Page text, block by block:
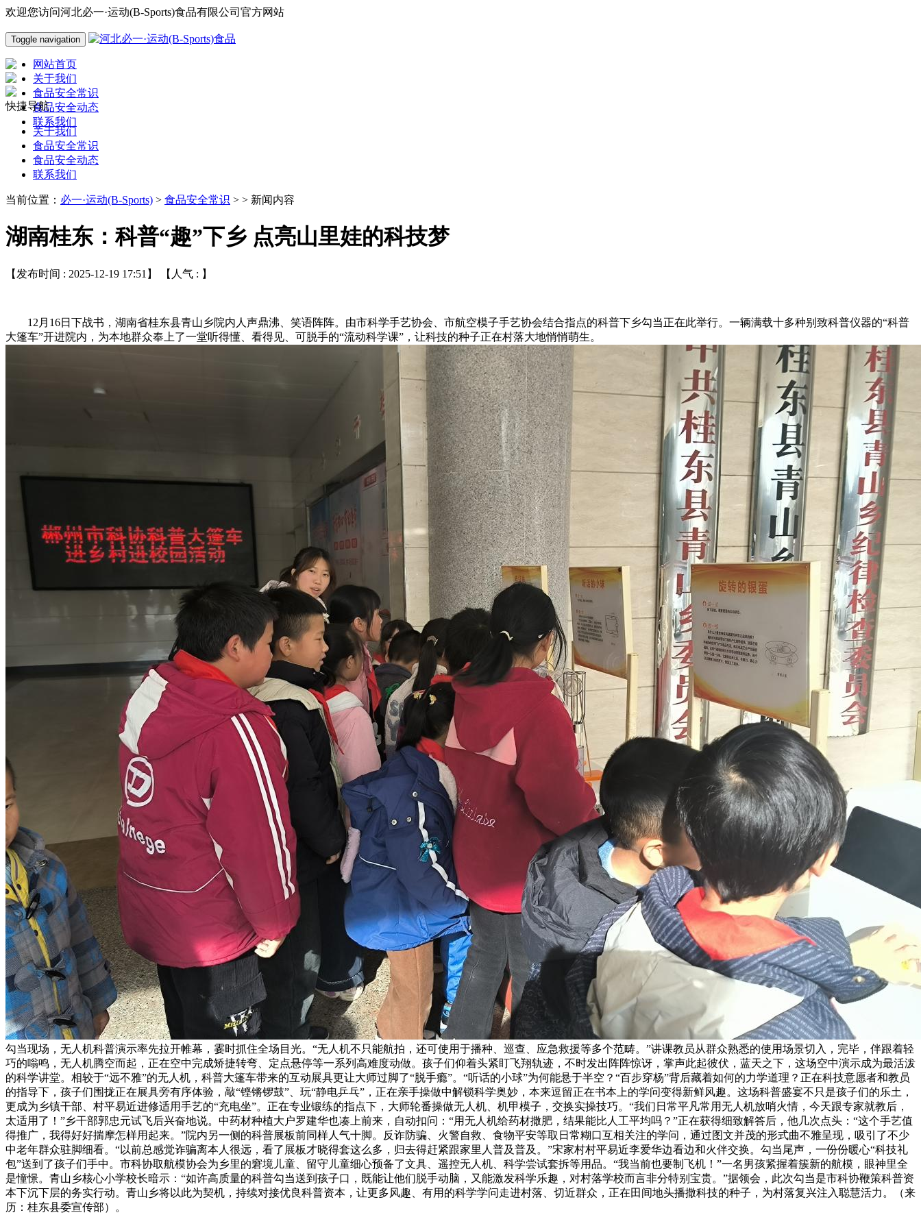
欢迎您访问河北必一·运动(B-Sports)食品有限公司官方网站
Toggle navigation
网站首页
关于我们
食品安全常识
食品安全动态
联系我们
快捷导航
关于我们
食品安全常识
食品安全动态
联系我们
当前位置： 必一·运动(B-Sports) > 食品安全常识 > > 新闻内容
湖南桂东：科普“趣”下乡 点亮山里娃的科技梦
【发布时间 : 2025-12-19 17:51】 【人气 : 】
12月16日下战书，湖南省桂东县青山乡院内人声鼎沸、笑语阵阵。由市科学手艺协会、市航空模子手艺协会结合指点的科普下乡勾当正在此举行。一辆满载十多种别致科普仪器的“科普
大篷车”开进院内，为本地群众奉上了一堂听得懂、看得见、可脱手的“流动科学课”，让科技的种子正在村落大地悄悄萌生。
勾当现场，无人机科普演示率先拉开帷幕，霎时抓住全场目光。“无人机不只能航拍，还可使用于播种、巡查、应急救援等多个范畴。”讲课教员从群众熟悉的使用场景切入，完毕，伴跟着轻
巧的嗡鸣，无人机腾空而起，正在空中完成矫捷转弯、定点悬停等一系列高难度动做。孩子们仰着头紧盯飞翔轨迹，不时发出阵阵惊讶，掌声此起彼伏，蓝天之下，这场空中演示成为最活泼
的科学讲堂。相较于“远不雅”的无人机，科普大篷车带来的互动展具更让大师过脚了“脱手瘾”。“听话的小球”为何能悬于半空？“百步穿杨”背后藏着如何的力学道理？正在科技意愿者和教员
的指导下，孩子们围拢正在展具旁有序体验，敲“铿锵锣鼓”、玩“静电乒乓”，正在亲手操做中解锁科学奥妙，本来逗留正在书本上的学问变得新鲜风趣。这场科普盛宴不只是孩子们的乐土，
更成为乡镇干部、村平易近进修适用手艺的“充电坐”。正在专业锻练的指点下，大师轮番操做无人机、机甲模子，交换实操技巧。“我们日常平凡常用无人机放哨火情，今天跟专家就教后，
太适用了！”乡干部郭忠元试飞后兴奋地说。中药材种植大户罗建华也凑上前来，自动扣问：“用无人机给药材撒肥，结果能比人工平均吗？”正在获得细致解答后，他几次点头：“这个手艺值
得推广，我得好好揣摩怎样用起来。”院内另一侧的科普展板前同样人气十脚。反诈防骗、火警自救、食物平安等取日常糊口互相关注的学问，通过图文并茂的形式曲不雅呈现，吸引了不少
中老年群众驻脚细看。“以前总感觉诈骗离本人很远，看了展板才晓得套这么多，归去得赶紧跟家里人普及普及。”宋家村村平易近李爱华边看边和火伴交换。勾当尾声，一份份暖心“科技礼
包”送到了孩子们手中。市科协取航模协会为乡里的窘境儿童、留守儿童细心预备了文具、遥控无人机、科学尝试套拆等用品。“我当前也要制飞机！”一名男孩紧握着簇新的航模，眼神里全
是憧憬。青山乡核心小学校长暗示：“如许高质量的科普勾当送到孩子口，既能让他们脱手动脑，又能激发科学乐趣，对村落学校而言非分特别宝贵。”据领会，此次勾当是市科协鞭策科普资
本下沉下层的务实行动。青山乡将以此为契机，持续对接优良科普资本，让更多风趣、有用的科学学问走进村落、切近群众，正在田间地头播撒科技的种子，为村落复兴注入聪慧活力。（来
历：桂东县委宣传部）。